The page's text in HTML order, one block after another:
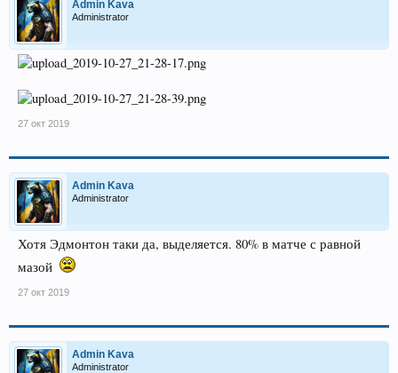
Admin Kava
Administrator
27 окт 2019
Admin Kava
Administrator
Хотя Эдмонтон таки да, выделяется. 80% в матче с равной
мазой
27 окт 2019
Admin Kava
Administrator